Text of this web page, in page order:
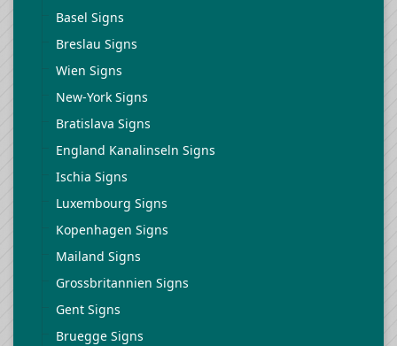
Basel Signs
Breslau Signs
Wien Signs
New-York Signs
Bratislava Signs
England Kanalinseln Signs
Ischia Signs
Luxembourg Signs
Kopenhagen Signs
Mailand Signs
Grossbritannien Signs
Gent Signs
Bruegge Signs